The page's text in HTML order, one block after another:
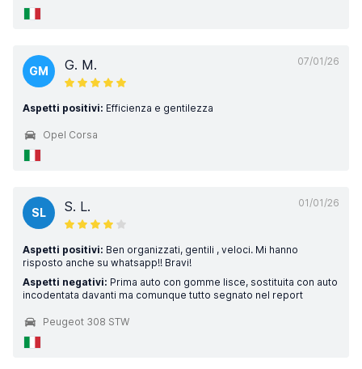
07/01/26
GM G. M.
Aspetti positivi: Efficienza e gentilezza
Opel Corsa
01/01/26
SL S. L.
Aspetti positivi: Ben organizzati, gentili , veloci. Mi hanno
risposto anche su whatsapp!! Bravi!
Aspetti negativi: Prima auto con gomme lisce, sostituita con auto
incodentata davanti ma comunque tutto segnato nel report
Peugeot 308 STW